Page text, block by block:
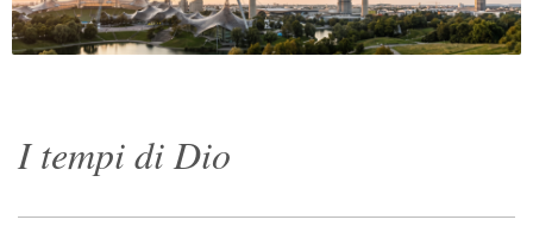
I tempi di Dio